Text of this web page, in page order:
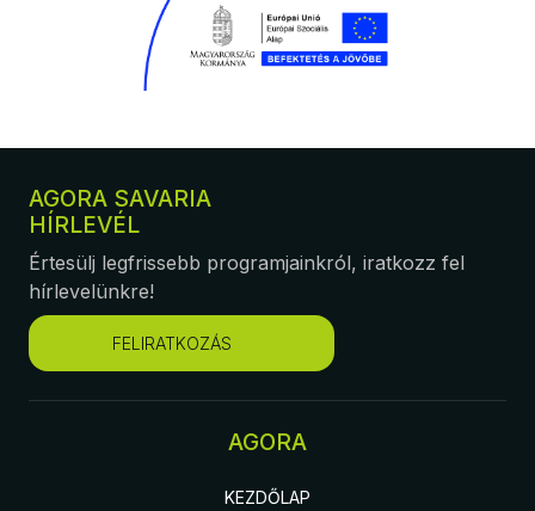
AGORA SAVARIA
HÍRLEVÉL
Értesülj legfrissebb programjainkról, iratkozz fel
hírlevelünkre!
FELIRATKOZÁS
AGORA
KEZDŐLAP